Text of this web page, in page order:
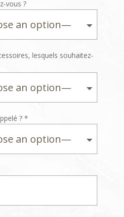
vous ?
lesquels souhaitez-
? *